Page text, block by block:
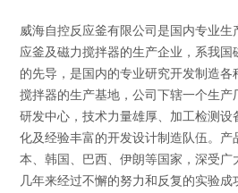
威海自控反应釜有限公司是国内专业生
应釜及磁力搅拌器的生产企业，系我
的先导，是国内的专业研究开发制造各
搅拌器的生产基地，公司下辖一个生产
研发中心，技术力量雄厚、加工检测设
化及经验丰富的开发设计制造队伍。产
本、韩国、巴西、伊朗等国家，深受广
几年来经过不懈的努力和反复的实验成